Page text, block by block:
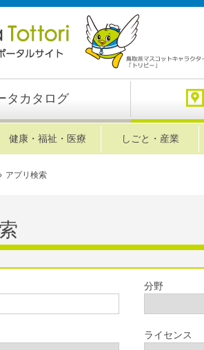
タカタログ
健康・福祉・医療 しごと・産業
› アプリ検索
分野
ライセンス